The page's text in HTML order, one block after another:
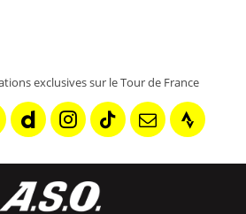
exclusives sur le Tour de France